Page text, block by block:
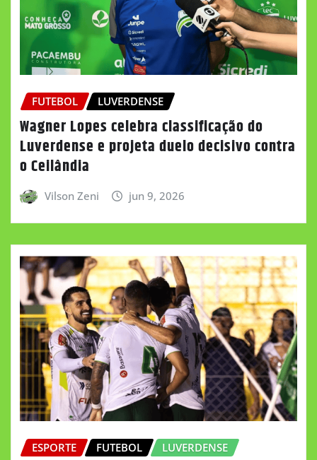
FUTEBOL LUVERDENSE
Wagner Lopes celebra classificação do
Luverdense e projeta duelo decisivo contra
o Ceilândia
Vilson Zeni jun 9, 2026
ESPORTE FUTEBOL LUVERDENSE